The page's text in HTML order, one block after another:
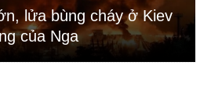
lửa bùng cháy ở Kiev
của Nga